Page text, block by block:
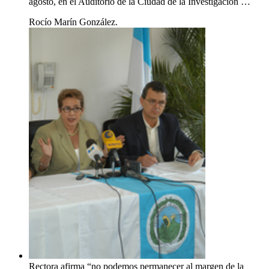
Rocío Marín González.
Rectora afirma “no podemos permanecer al margen de la